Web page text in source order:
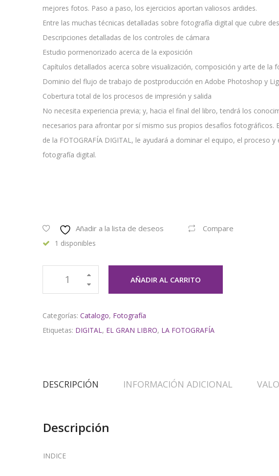
mejores fotos. Paso a paso, los ejercicios aportan valiosos ardides.
Entre las muchas técnicas detalladas sobre fotografía digital que cubre
Descripciones detalladas de los controles de cámara
Estudio pormenorizado acerca de la exposición
Capítulos detallados acerca sobre visualización, composición y arte de la
Dominio del flujo de trabajo de postproducción en Adobe Photoshop y
Cobertura total de los procesos de impresión y salida
No necesita experiencia previa; y, hacia el final del libro, tendrá los
necesarios para afrontar por sí mismo sus propios desafíos fotográficos.
de la FOTOGRAFÍA DIGITAL, le ayudará a dominar el equipo, el proceso y
fotografía digital.
Añadir a la lista de deseos Compare
1 disponibles
AÑADIR AL CARRITO
Categorías: Catalogo, Fotografía
Etiquetas: DIGITAL, EL GRAN LIBRO, LA FOTOGRAFÍA
DESCRIPCIÓN INFORMACIÓN ADICIONAL
Descripción
INDICE